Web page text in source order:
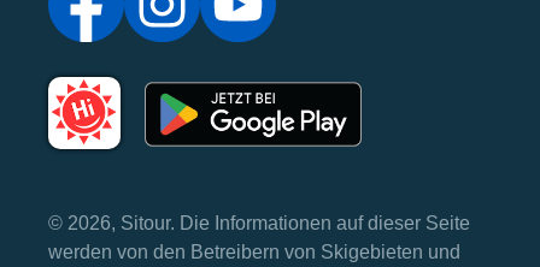
© 2026, Sitour. Die Informationen auf dieser Seite
werden von den Betreibern von Skigebieten und